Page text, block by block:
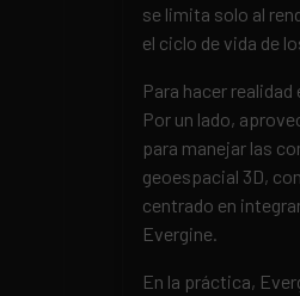
se limita solo al
el ciclo de vida de
Para hacer
Por un lado,
para manejar las
geoespacial 3D,
centrado en
Evergine.
En la práctica,